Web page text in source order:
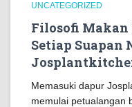
UNCATEGORIZED
Filosofi
Setiap Suapan
Memasuki dapur
memulai petualangan